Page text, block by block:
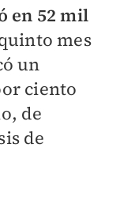
en 52 mil
mes
un
ciento
de
de